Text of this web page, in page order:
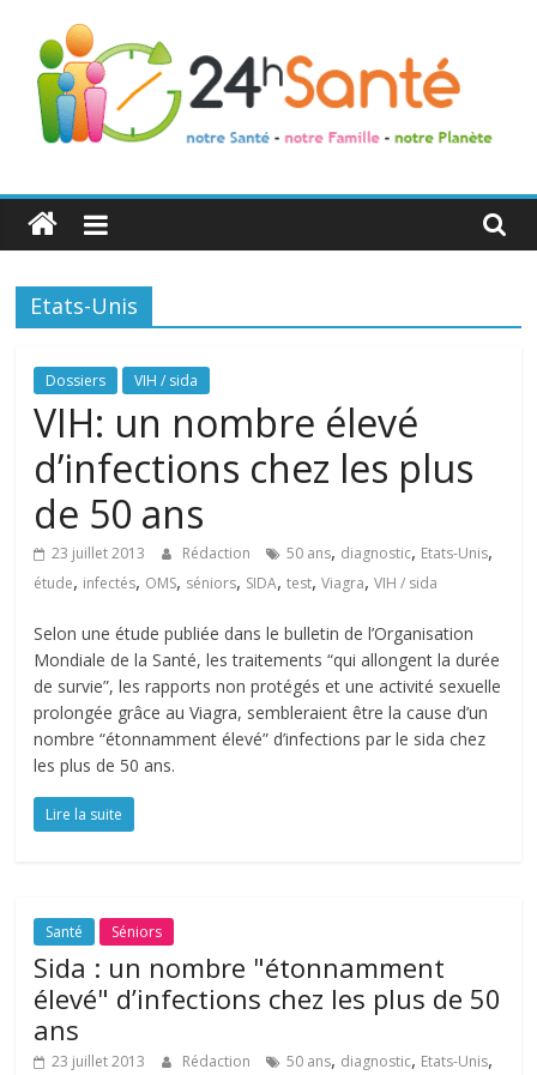
24h
Santé
La
de
toute
famille
Etats-Unis
Dossiers VIH / sida
VIH: un nombre élevé
d’infections chez les plus
de 50 ans
23 juillet 2013 Rédaction 50 ans, diagnostic, Etats-Unis,
étude, infectés, OMS, séniors, SIDA,test,Viagra,VIH / sida
Selon une étude publiée dans le bulletin de l’Organisation
Mondiale de la Santé, les traitements “qui allongent la durée
de survie”, les rapports non protégés et une activité sexuelle
prolongée grâce au Viagra, sembleraient être la cause d’un
nombre “étonnamment élevé” d’infections par le sida chez
les plus de 50 ans.
Lire la suite
Santé Séniors
Sida : un nombre "étonnamment
élevé" d’infections chez les plus de 50
ans
23 juillet 2013 Rédaction 50 ans, diagnostic, Etats-Unis,